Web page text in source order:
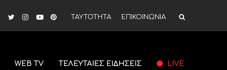
ΤΑΥΤΟΤΗΤΑ ΕΠΙΚΟΙΝΩΝΙΑ
WEB TV ΤΕΛΕΥΤΑΙΕΣ ΕΙΔΗΣΕΙΣ LIVE